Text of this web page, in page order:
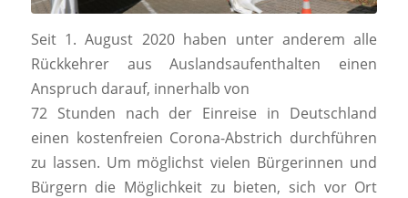
Seit 1. August 2020 haben unter anderem alle
Rückkehrer aus Auslandsaufenthalten einen
Anspruch darauf, innerhalb von
72 Stunden nach der Einreise in Deutschland
einen kostenfreien Corona-Abstrich durchführen
zu lassen. Um möglichst vielen Bürgerinnen und
Bürgern die Möglichkeit zu bieten, sich vor Ort